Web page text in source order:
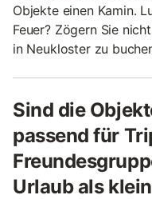
Objekte einen Kamin.
Feuer? Zögern Sie
in Neukloster zu
Sind die
passend für
Urlaub als